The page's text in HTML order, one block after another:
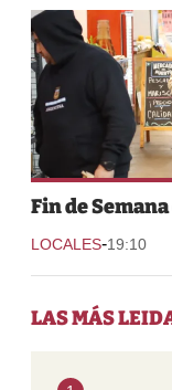
Fin de
LOCALES-19:10
LAS MÁS